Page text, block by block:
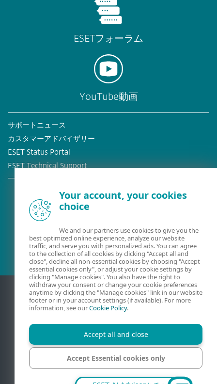
ESETフォーラム
YouTube動画
サポートニュース
カスタマーアドバイザリー
ESET Status Portal
ESET Technical Support
既存の顧客？
プライバシー 法的情報 脆弱性の報告
サイトマップ
Your account, your cookies
choice
We and our partners use cookies to give you the
best optimized online experience, analyze our website
traffic, and serve you with personalized ads. You can agree
to the collection of all cookies by clicking "Accept all and
close", decline all non-essential cookies by choosing "Accept
essential cookies only", or adjust your cookie settings by
clicking "Manage cookies". You also have the right to
withdraw your consent or change your cookie preferences
anytime by clicking the "Manage cookies" link in our website
footer or in your account settings (if available). For more
information, see ourCookie Policy.
Accept all and close
Accept Essential cookies only
Manage cookies